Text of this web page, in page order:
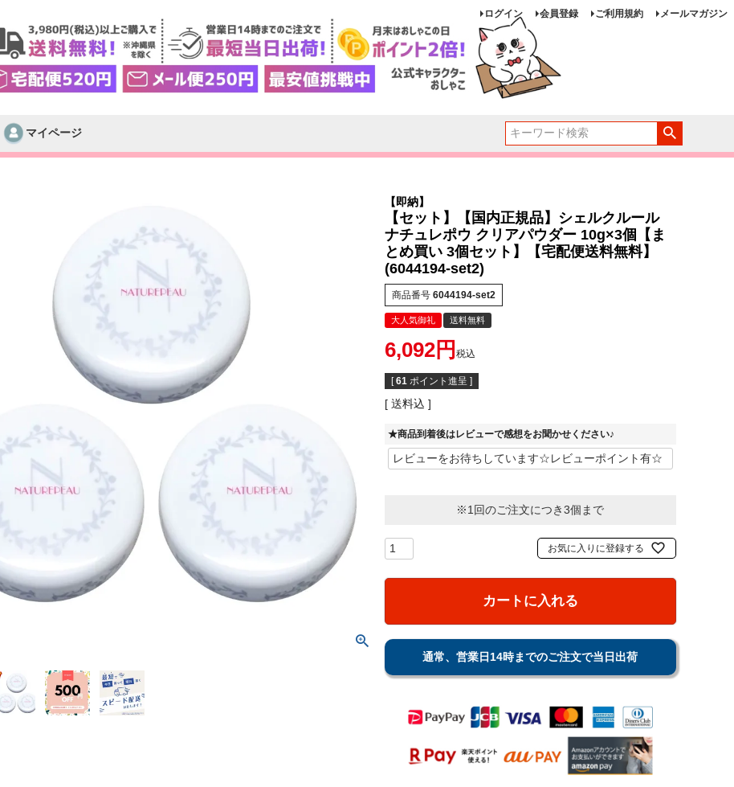
ログイン 会員登録 ご利用規約 メールマガジン
マイページ
【即納】
【セット】【国内正規品】シェルクルール
ナチュレポウ クリアパウダー 10g×3個【ま
とめ買い 3個セット】【宅配便送料無料】
(6044194-set2)
商品番号 6044194-set2
大人気御礼 送料無料
6,092 税込
[ 61 ポイント進呈 ]
送料込
★商品到着後はレビューで感想をお聞かせください♪
※1回のご注文につき3個まで
お気に入りに登録する
カートに入れる
通常、営業日14時までのご注文で当日出荷